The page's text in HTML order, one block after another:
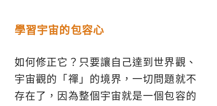
學習宇宙的包容心
如何修正它？只要讓自己達到世界觀、
宇宙觀的「禪」的境界，一切問題就不
存在了，因為整個宇宙就是一個包容的